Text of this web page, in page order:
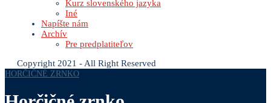
Kurz slovenského jazyka
Iné
Napíšte nám
Archív
Pre predplatiteľov
Copyright 2021 - All Right Reserved
HORČIČNÉ ZRNKO